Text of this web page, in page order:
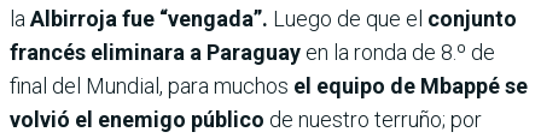
laAlbirroja fue “vengada”. Luego de que el conjunto
francés eliminara a Paraguay en la ronda de 8.º de
final del Mundial, para muchos el equipo de Mbappé se
volvió el enemigo público de nuestro terruño; por